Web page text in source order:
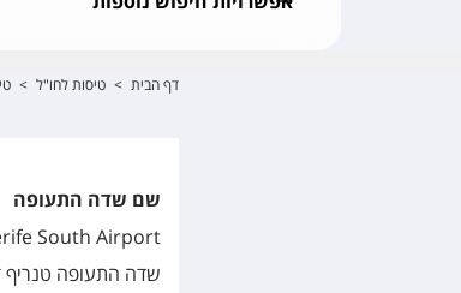
דף הבית > טיסות לחו"ל >
שם שדה התעופה
South Airport
שדה התעופה טנריף